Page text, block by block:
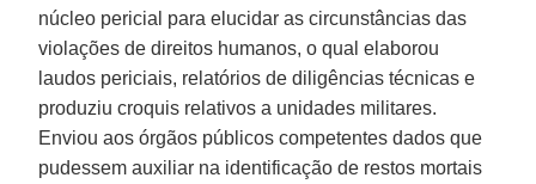
núcleo pericial para elucidar as circunstâncias das
violações de direitos humanos, o qual elaborou
laudos periciais, relatórios de diligências técnicas e
produziu croquis relativos a unidades militares.
Enviou aos órgãos públicos competentes dados que
pudessem auxiliar na identificação de restos mortais